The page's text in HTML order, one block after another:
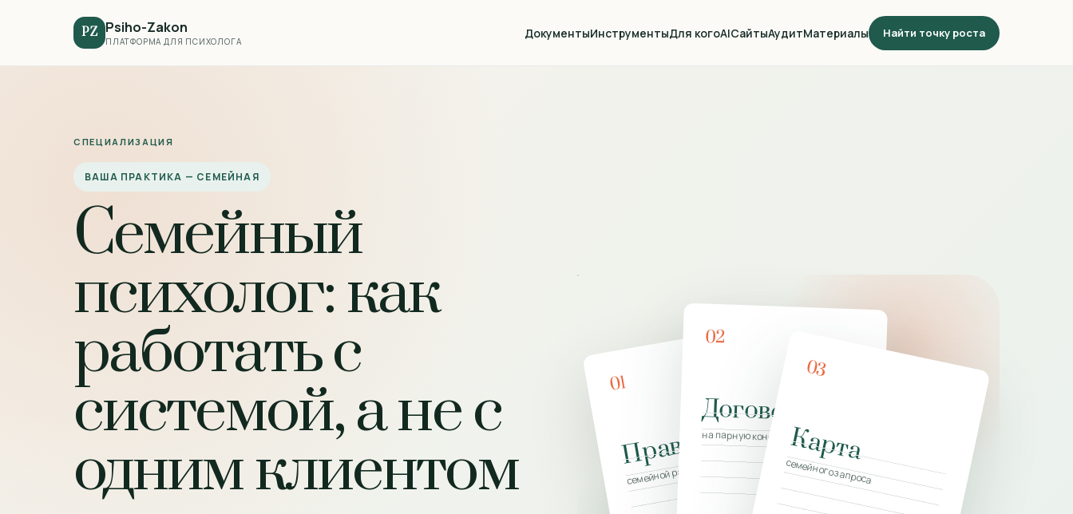
PZ Psiho-Zakon
ПЛАТФОРМА ДЛЯ ПСИХОЛОГА
ДокументыИнструментыДля когоAIСайтыАудитМатериалы Найти точку роста
СПЕЦИАЛИЗАЦИЯ
ВАША ПРАКТИКА — СЕМЕЙНАЯ
Семейный
психолог: как
работать с
системой, а не с
одним клиентом
01
Правила
семейной работы
02
Договор
на парную консультацию
03
Карта
семейного запроса